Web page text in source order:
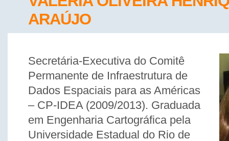
ARAÚJO
Secretária-Executiva do Comitê
Permanente de Infraestrutura de
Dados Espaciais para as Américas
– CP-IDEA (2009/2013). Graduada
em Engenharia Cartográfica pela
Universidade Estadual do Rio de